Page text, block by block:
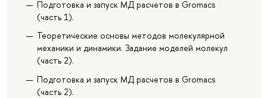
Подготовка и запуск МД расчетов в Gromacs
(часть 1).
Теоретические основы методов молекулярной
механики и динамики. Задание моделей молекул
(часть 2).
Подготовка и запуск МД расчетов в Gromacs
(часть 2).